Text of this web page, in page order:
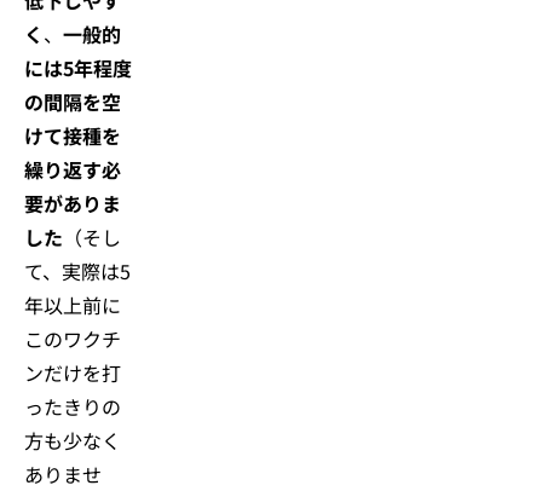
く 、 一般的
には5年程度
の間隔を空
けて接種を
繰り返す必
要がありま
した （そし
て、実際は5
年以上前に
このワクチ
ンだけを打
ったきりの
方も少なく
ありませ